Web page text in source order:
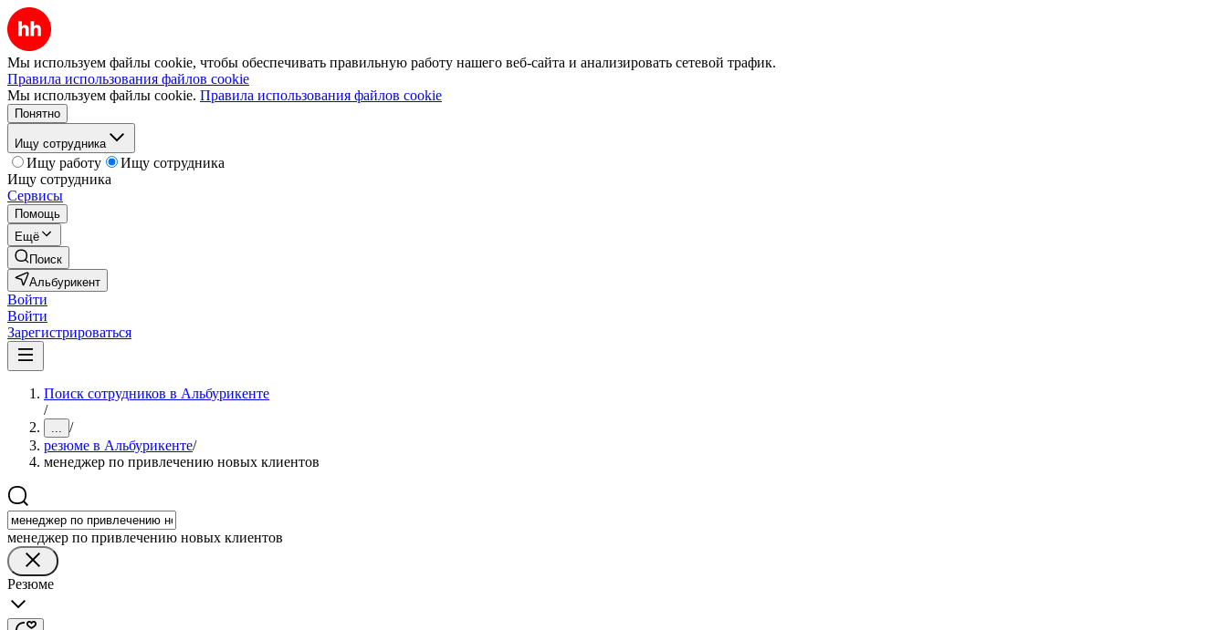
Мы используем файлы cookie, чтобы обеспечивать правильную работу нашего веб-сайта и анализировать сетевой трафик.
Правила использования файлов cookie
Мы используем файлы cookie. Правила использования файлов cookie
Понятно
Ищу сотрудника
Ищу работу
Ищу сотрудника
Ищу сотрудника
Сервисы
Помощь
Ещё
Поиск
Альбурикент
Войти
Войти
Зарегистрироваться
Поиск сотрудников в Альбурикенте
/
... /
резюме в Альбурикенте/
менеджер по привлечению новых клиентов
менеджер по привлечению новых клиентов
Резюме